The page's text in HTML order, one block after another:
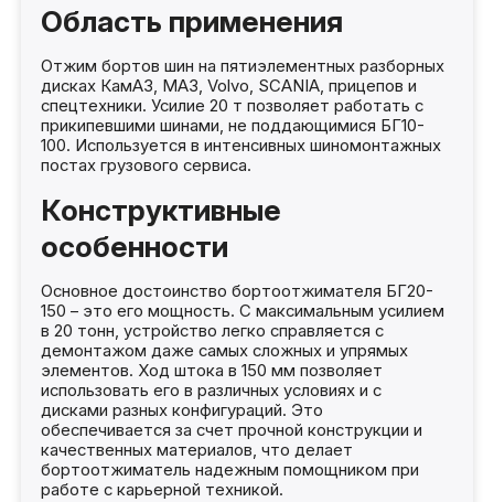
Область применения
Отжим бортов шин на пятиэлементных разборных
дисках КамАЗ, МАЗ, Volvo, SCANIA, прицепов и
спецтехники. Усилие 20 т позволяет работать с
прикипевшими шинами, не поддающимися БГ10-
100. Используется в интенсивных шиномонтажных
постах грузового сервиса.
Конструктивные
особенности
Основное достоинство бортоотжимателя БГ20-
150 – это его мощность. С максимальным усилием
в 20 тонн, устройство легко справляется с
демонтажом даже самых сложных и упрямых
элементов. Ход штока в 150 мм позволяет
использовать его в различных условиях и с
дисками разных конфигураций. Это
обеспечивается за счет прочной конструкции и
качественных материалов, что делает
бортоотжиматель надежным помощником при
работе с карьерной техникой.